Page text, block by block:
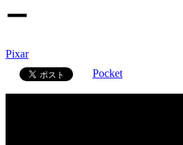
ー
Pixar
Pocket